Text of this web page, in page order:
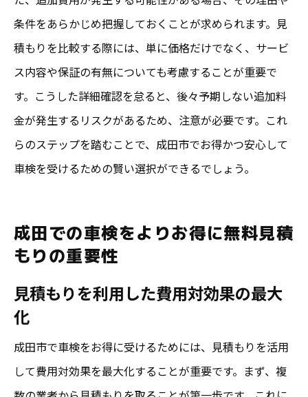
条件をあらかじめ把握しておくことが求められます。見
積もりを比較する際には、単に価格だけでなく、サービ
ス内容や保証の有無についても考慮することが重要で
す。こうした詳細確認を怠ると、後々予期しない追加料
金が発生するリスクがあるため、注意が必要です。これ
らのステップを踏むことで、成田市でお得かつ安心して
車検を受けるための賢い選択ができるでしょう。
成田での車検をよりお得に無料見積
もりの重要性
見積もりを利用した費用対効果の最大
化
成田市で車検をお得に受けるためには、見積もりを活用
して費用対効果を最大化することが重要です。まず、複